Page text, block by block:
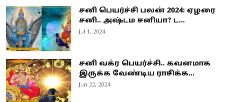
சனி பெயர்ச்சி பலன் 2024: ஏழரை
சனி.. அஷ்டம சனியா? ட...
Jul 1, 2024
சனி வக்ர பெயர்ச்சி.. கவனமாக
இருக்க வேண்டிய ராசிக்க...
Jun 22, 2024